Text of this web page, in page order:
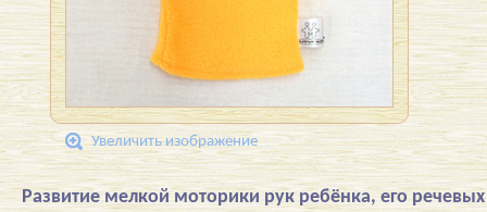
Увеличить изображение
Развитие мелкой моторики рук ребёнка, его